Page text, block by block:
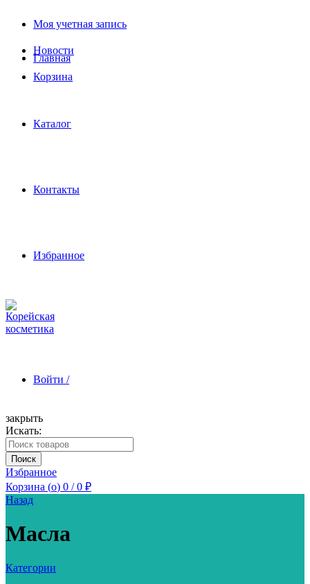
Моя учетная запись
Новости
Корзина
Главная
Каталог
Контакты
Избранное
Войти /
Зарегистрироваться
закрыть
Искать:
Поиск
Избранное
Корзина (o) 0 / 0 ₽
Назад
Масла
Категории